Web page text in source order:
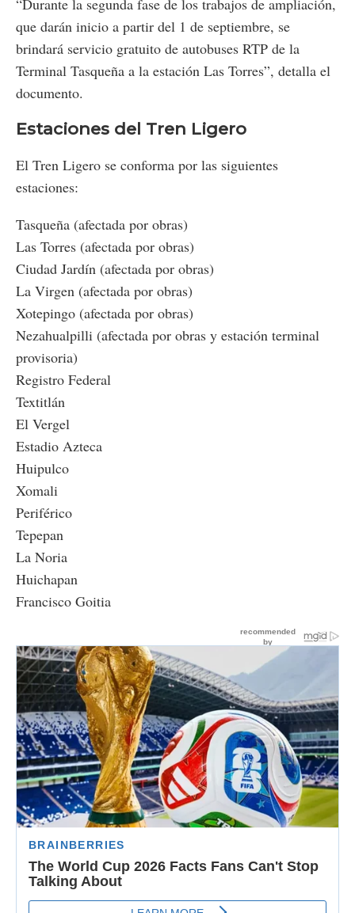
“Durante la segunda fase de los trabajos de ampliación,
que darán inicio a partir del 1 de septiembre, se
brindará servicio gratuito de autobuses RTP de la
Terminal Tasqueña a la estación Las Torres”, detalla el
documento.
Estaciones del Tren Ligero
El Tren Ligero se conforma por las siguientes
estaciones:
Tasqueña (afectada por obras)
Las Torres (afectada por obras)
Ciudad Jardín (afectada por obras)
La Virgen (afectada por obras)
Xotepingo (afectada por obras)
Nezahualpilli (afectada por obras y estación terminal
provisoria)
Registro Federal
Textitlán
El Vergel
Estadio Azteca
Huipulco
Xomali
Periférico
Tepepan
La Noria
Huichapan
Francisco Goitia